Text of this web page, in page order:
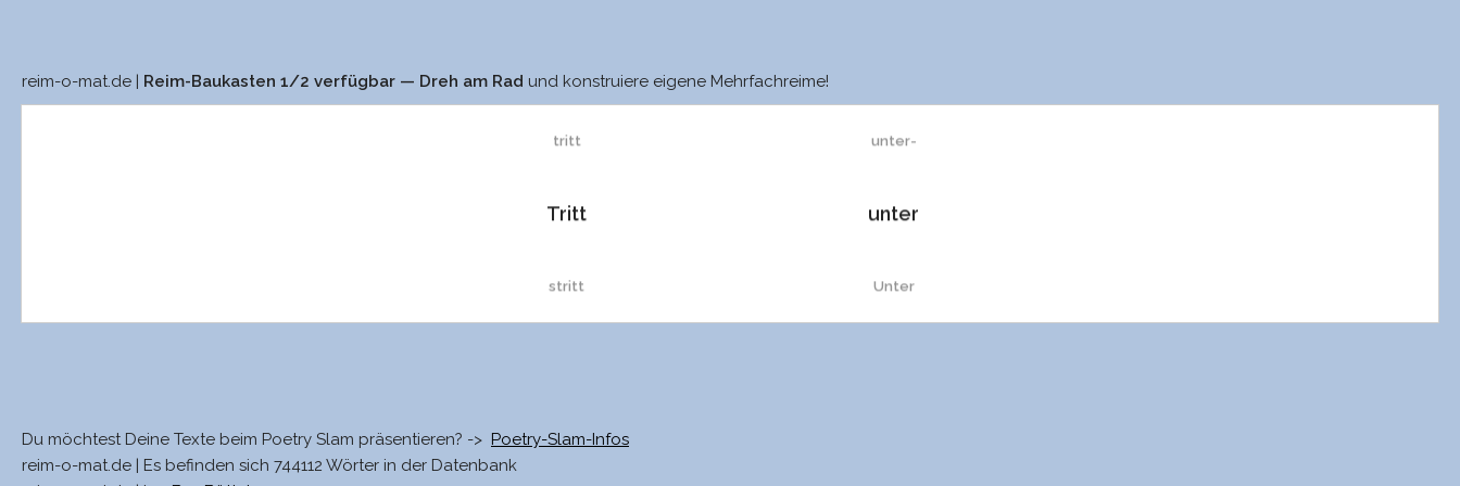
reim-o-mat.de | Reim-Baukasten 1/2 verfügbar — Dreh am Rad und konstruiere eigene Mehrfachreime!
tritt
Tritt
stritt
Schritt
unter-
unter
Unter
Du möchtest Deine Texte beim Poetry Slam präsentieren? -> Poetry-Slam-Infos
reim-o-mat.de | Es befinden sich 744112 Wörter in der Datenbank